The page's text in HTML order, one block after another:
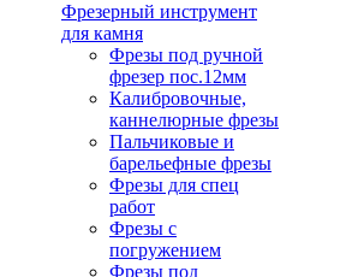
Фрезерный инструмент
для камня
Фрезы под ручной
фрезер пос.12мм
Калибровочные,
каннелюрные фрезы
Пальчиковые и
барельефные фрезы
Фрезы для спец
работ
Фрезы с
погружением
Фрезы под